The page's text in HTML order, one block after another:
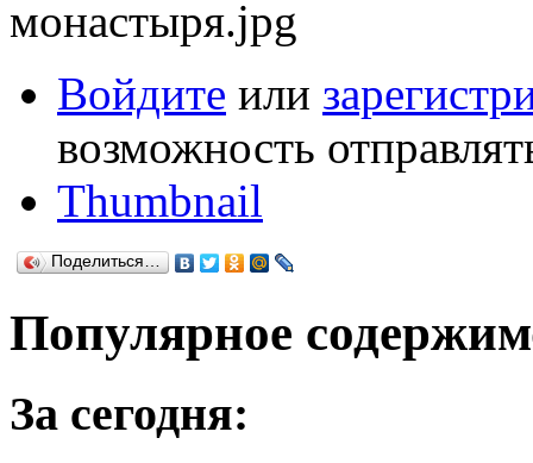
Войдите или
возможность
Thumbnail
Поделиться…
Популярное
За сегодня: